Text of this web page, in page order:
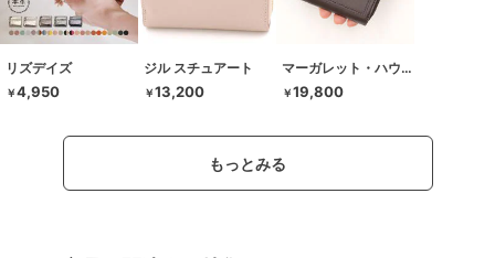
リズデイズ
￥4,950
ジル スチュアート
￥13,200
マーガレット・ハウエル アイデア
￥19,800
もっとみる